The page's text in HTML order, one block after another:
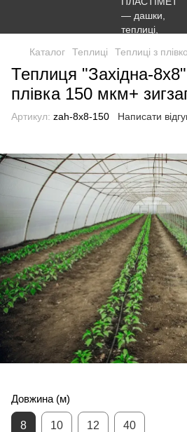
Каталог Теплиці Теплиці з
Теплиця "Західна-
плівка 150 мкм+
Артикул: zah-8x8-150 Написати
Довжина (м)
8 10 12 40